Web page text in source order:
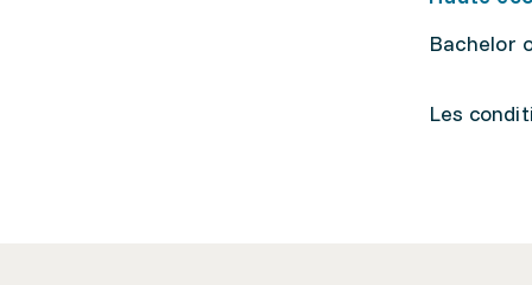
Bachelor
Les